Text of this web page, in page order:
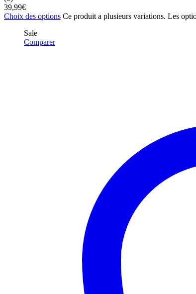
39,99€
Choix des options Ce produit a plusieurs variations. Les
Sale
Comparer